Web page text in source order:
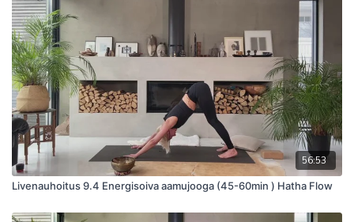
suorituskykyään ja edistää hyvinvointiaan.
56:53
Livenauhoitus 9.4 Energisoiva aamujooga (45-60min ) Hatha Flow